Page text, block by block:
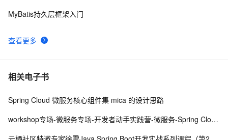
查看更多
MyBatis持久层框架入门
相关电子书
Spring Cloud 微服务核心组件集 mica 的设计思路
workshop专场-微服务专场-开发者动手实践营-微服务-Spring Cloud Alibaba 微服务全家桶体验